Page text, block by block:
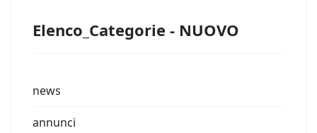
Elenco_Categorie - NUOVO
news
annunci